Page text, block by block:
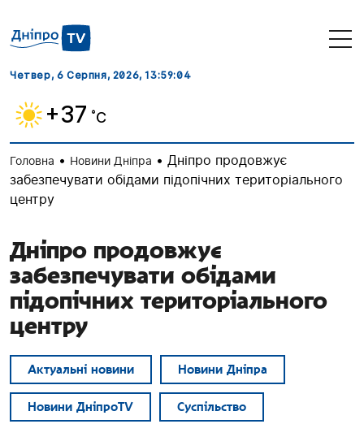
Четвер, 6 Серпня, 2026, 13:59:05
+37 ˚C
Головна • Новини Дніпра • Дніпро продовжує
забезпечувати обідами підопічних територіального
центру
Дніпро продовжує
забезпечувати обідами
підопічних територіального
центру
Актуальні новини Новини Дніпра
Новини ДніпроTV Суспільство